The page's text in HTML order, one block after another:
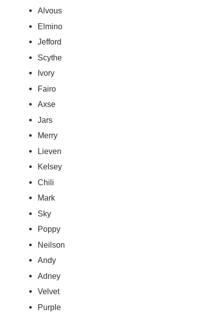
Alvous
Elmino
Jefford
Scythe
Ivory
Fairo
Axse
Jars
Merry
Lieven
Kelsey
Chili
Mark
Sky
Poppy
Neilson
Andy
Adney
Velvet
Purple